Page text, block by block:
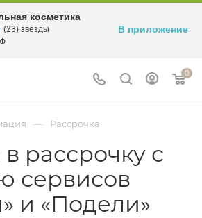
0
— Рассрочка
рассрочку с
сервисов
и «Подели»
косметика
(23) звезды
В приложение